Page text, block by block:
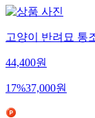
고양이 반려묘 통
44,400원
17%37,000원